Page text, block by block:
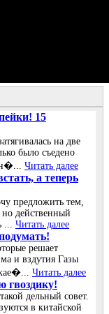
15
на две
было съедено
Читать далее
а теперь
предложить тем,
но действенный
... Читать далее
решает
и вздутия Газы
Читать далее
гвоздику!
дельный совет.
в китайской